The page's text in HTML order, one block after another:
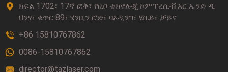
ክፍል 1702፣ 17ኛ ፎቅ፣ የዚቦ ቴክኖሎጂ ኮምፕረሲቭ አር ኤንድ ዲ
ህንፃ፣ ቁጥር 89፣ ሄንቢን ሮድ፣ ባኦዲንግ፣ ሄቤይ፣ ቻይና
+86 15810767862
0086-15810767862
director@tazlaser.com